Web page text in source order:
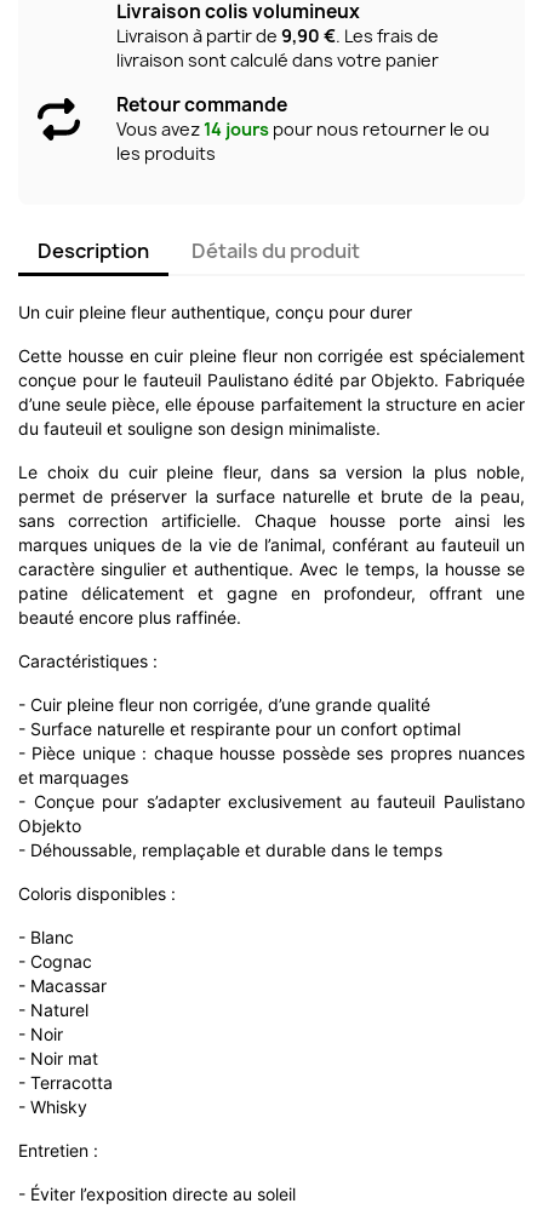
Livraison colis volumineux
Livraison à partir de 9,90 €. Les frais de
livraison sont calculé dans votre panier
Retour commande
Vous avez14 jours pour nous retourner le ou
les produits
Description Détails du produit
Un cuir pleine fleur authentique, conçu pour durer
Cette housse en cuir pleine fleur non corrigée est spécialement
conçue pour le fauteuil Paulistano édité par Objekto. Fabriquée
d’une seule pièce, elle épouse parfaitement la structure en acier
du fauteuil et souligne son design minimaliste.
Le choix du cuir pleine fleur, dans sa version la plus noble,
permet de préserver la surface naturelle et brute de la peau,
sans correction artificielle. Chaque housse porte ainsi les
marques uniques de la vie de l’animal, conférant au fauteuil un
caractère singulier et authentique. Avec le temps, la housse se
patine délicatement et gagne en profondeur, offrant une
beauté encore plus raffinée.
Caractéristiques :
- Cuir pleine fleur non corrigée, d’une grande qualité
- Surface naturelle et respirante pour un confort optimal
- Pièce unique : chaque housse possède ses propres nuances
et marquages
- Conçue pour s’adapter exclusivement au fauteuil Paulistano
Objekto
- Déhoussable, remplaçable et durable dans le temps
Coloris disponibles :
- Blanc
- Cognac
- Macassar
- Naturel
- Noir
- Noir mat
- Terracotta
- Whisky
Entretien :
- Éviter l’exposition directe au soleil